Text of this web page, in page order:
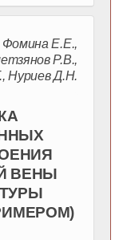
Фомина Е.Е.,
Р.В.,
Нуриев Д.Н.
ВЕНЫ